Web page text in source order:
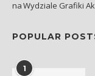
na Wydziale Grafiki
POPULAR
1